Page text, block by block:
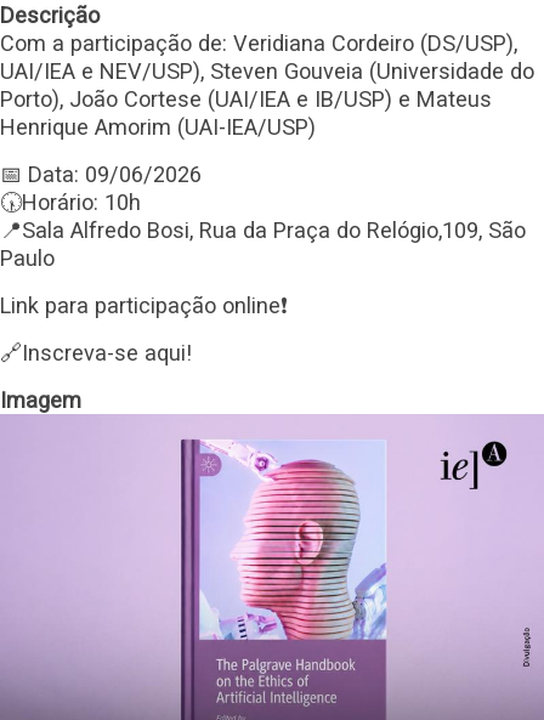
Descrição
Com a participação de: Veridiana Cordeiro (DS/USP),
UAI/IEA e NEV/USP), Steven Gouveia (Universidade do
Porto), João Cortese (UAI/IEA e IB/USP) e Mateus
Henrique Amorim (UAI-IEA/USP)
📅 Data: 09/06/2026
🕠Horário: 10h
📍Sala Alfredo Bosi, Rua da Praça do Relógio,109, São
Paulo
Link para participação online❗
🔗Inscreva-se aqui!
Imagem